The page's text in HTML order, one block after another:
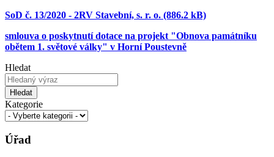
SoD č. 13/2020 - 2RV Stavební, s. r. o. (886.2 kB)
smlouva o poskytnutí dotace na projekt "Obnova památníku
obětem 1. světové války" v Horní Poustevně
Hledat
Hledat
Kategorie
Úřad